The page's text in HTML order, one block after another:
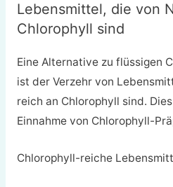
Lebensmittel, die von
Chlorophyll sind
Eine Alternative zu flüssigen
ist der Verzehr von
reich an Chlorophyll sind.
Einnahme von Chlorophyll-
Chlorophyll-reiche